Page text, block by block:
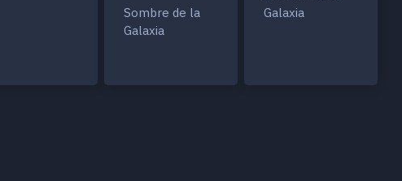
Sombre de la
Galaxia
Galaxia